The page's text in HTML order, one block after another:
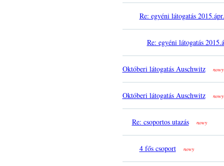
Re: egyéni látogatás 2015.ápr.
Re: egyéni látogatás
Októberi látogatás Auschwitz nowy
Októberi látogatás Auschwitz nowy
Re: csoportos utazás nowy
4 fős csoport nowy